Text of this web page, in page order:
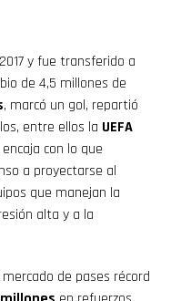
y fue transferido a
de 4,5 millones de
, marcó un gol, repartió
entre ellos la UEFA
con lo que
a proyectarse al
que manejan la
alta y a la
de pases récord